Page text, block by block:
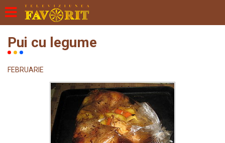
Pui cu legume
FEBRUARIE